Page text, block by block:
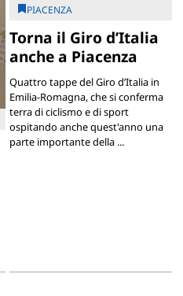
PIACENZA
Torna il Giro d’Italia
anche a Piacenza
Quattro tappe del Giro d’Italia in
Emilia-Romagna, che si conferma
terra di ciclismo e di sport
ospitando anche quest'anno una
parte importante della ...